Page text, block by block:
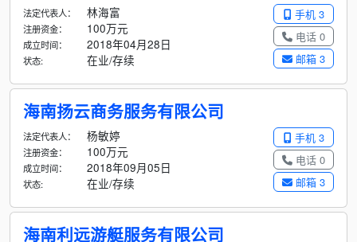
手机 3
电话 0
邮箱 3
法定代表人： 林海富
注册资金： 100万元
成立时间： 2018年04月28日
状态: 在业/存续
海南扬云商务服务有限公司
手机 3
电话 0
邮箱 3
法定代表人： 杨敏婷
注册资金： 100万元
成立时间： 2018年09月05日
状态: 在业/存续
海南利远游艇服务有限公司